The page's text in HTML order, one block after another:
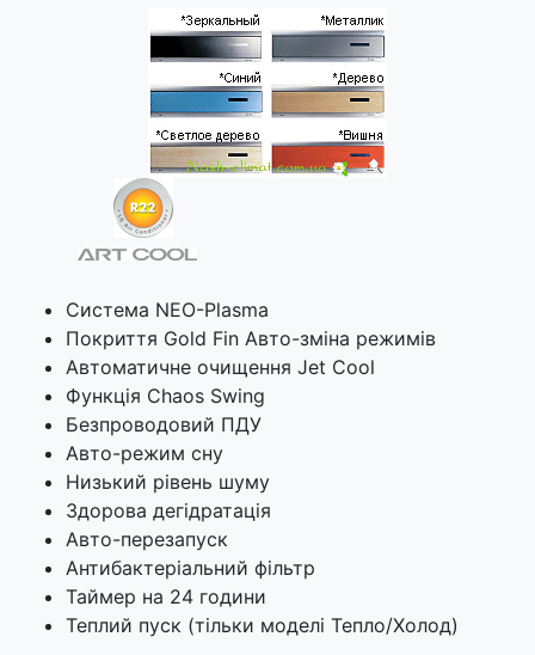
Система NEO-Plasma
Покриття Gold Fin Авто-зміна режимів
Автоматичне очищення Jet Cool
Функція Chaos Swing
Безпроводовий ПДУ
Авто-режим сну
Низький рівень шуму
Здорова дегідратація
Авто-перезапуск
Антибактеріальний фільтр
Таймер на 24 години
Теплий пуск (тільки моделі Тепло/Холод)